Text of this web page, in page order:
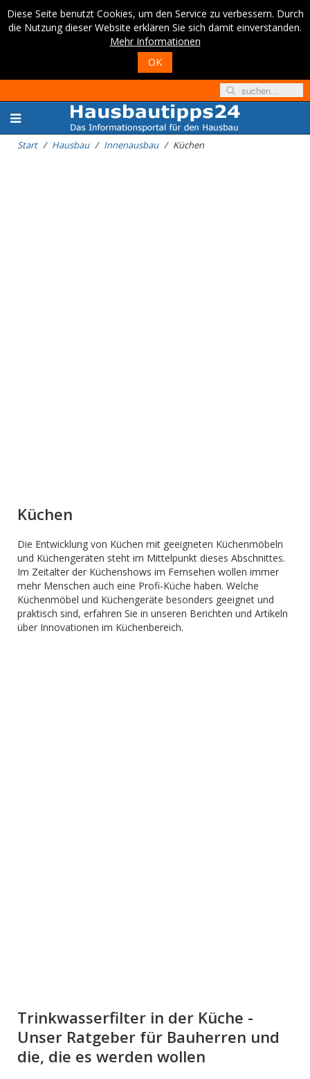
Diese Seite benutzt Cookies, um den Service zu verbessern. Durch
die Nutzung dieser Website erklären Sie sich damit einverstanden.
Mehr Informationen
OK
Start Hausbau Innenausbau Küchen
Küchen
Die Entwicklung von Küchen mit geeigneten Küchenmöbeln
und Küchengeräten steht im Mittelpunkt dieses Abschnittes.
Im Zeitalter der Küchenshows im Fernsehen wollen immer
mehr Menschen auch eine Profi-Küche haben. Welche
Küchenmöbel und Küchengeräte besonders geeignet und
praktisch sind, erfahren Sie in unseren Berichten und Artikeln
über Innovationen im Küchenbereich.
Trinkwasserfilter in der Küche -
Unser Ratgeber für Bauherren und
die, die es werden wollen